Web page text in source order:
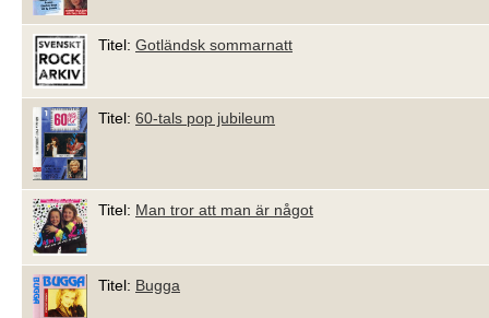
Titel: Gotländsk sommarnatt
Titel: 60-tals pop jubileum
Titel: Man tror att man är något
Titel: Bugga